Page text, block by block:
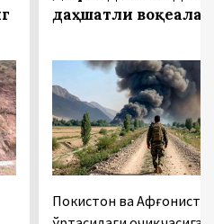
даҳшатли воқеалар
Покистон ва